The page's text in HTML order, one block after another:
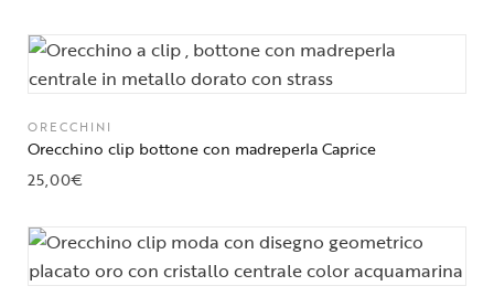
ORECCHINI
Orecchino clip bottone con madreperla Caprice
25,00€